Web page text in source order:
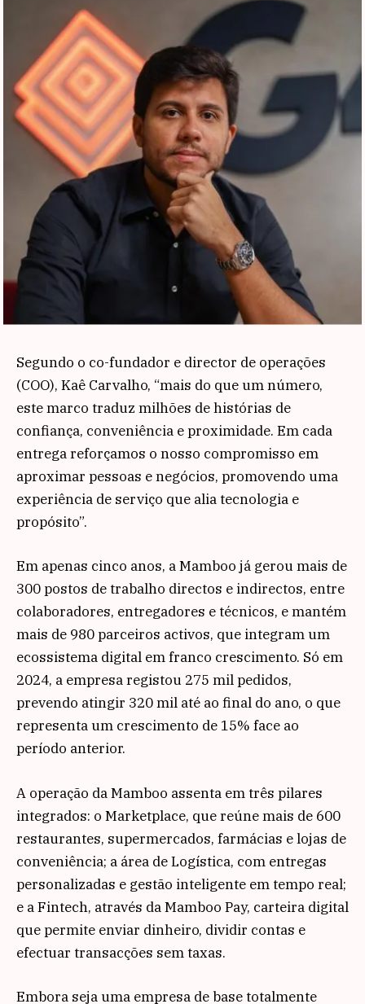
Segundo o co-fundador e director de operações
(COO), Kaê Carvalho, “mais do que um número,
este marco traduz milhões de histórias de
confiança, conveniência e proximidade. Em cada
entrega reforçamos o nosso compromisso em
aproximar pessoas e negócios, promovendo uma
experiência de serviço que alia tecnologia e
propósito”.
Em apenas cinco anos, a Mamboo já gerou mais de
300 postos de trabalho directos e indirectos, entre
colaboradores, entregadores e técnicos, e mantém
mais de 980 parceiros activos, que integram um
ecossistema digital em franco crescimento. Só em
2024, a empresa registou 275 mil pedidos,
prevendo atingir 320 mil até ao final do ano, o que
representa um crescimento de 15% face ao
período anterior.
A operação da Mamboo assenta em três pilares
integrados: o Marketplace, que reúne mais de 600
restaurantes, supermercados, farmácias e lojas de
conveniência; a área de Logística, com entregas
personalizadas e gestão inteligente em tempo real;
e a Fintech, através da Mamboo Pay, carteira digital
que permite enviar dinheiro, dividir contas e
efectuar transacções sem taxas.
Embora seja uma empresa de base totalmente